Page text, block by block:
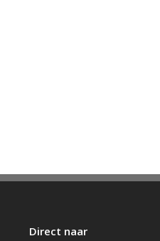
Direct naar